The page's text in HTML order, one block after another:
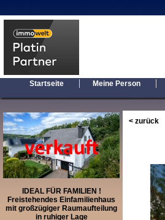
Startseite | Meine Person |
< zurück
IDEAL FÜR FAMILIEN !
Freistehendes Einfamilienhaus
mit großzügiger Raumaufteilung
in ruhiger Lage